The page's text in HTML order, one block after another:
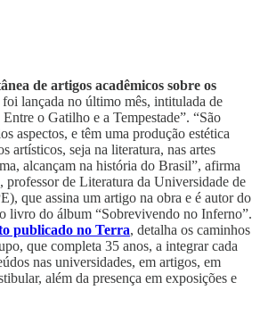
de artigos acadêmicos sobre os
foi lançada no último mês, intitulada de
o Gatilho e a Tempestade”. “São
aspectos, e têm uma produção estética
artísticos, seja na literatura, nas artes
alcançam na história do Brasil”, afirma
professor de Literatura da Universidade de
que assina um artigo na obra e é autor do
livro do álbum “Sobrevivendo no Inferno”.
publicado no Terra, detalha os caminhos
que completa 35 anos, a integrar cada
nas universidades, em artigos, em
além da presença em exposições e